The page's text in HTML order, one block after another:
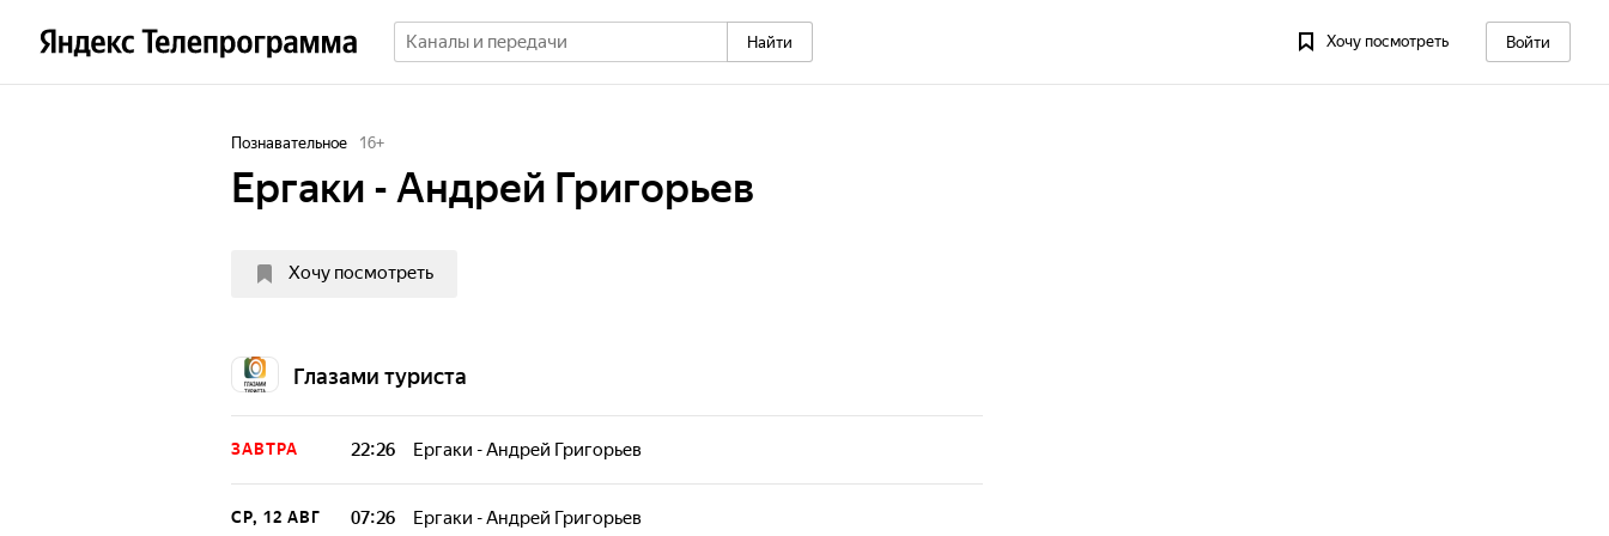
Найти Хочу посмотреть Войти
Познавательное 16+
Ергаки - Андрей Григорьев
Хочу посмотреть
Глазами туриста
ЗАВТРА 22:26 Ергаки - Андрей Григорьев
СР, 12 АВГ 07:26 Ергаки - Андрей Григорьев